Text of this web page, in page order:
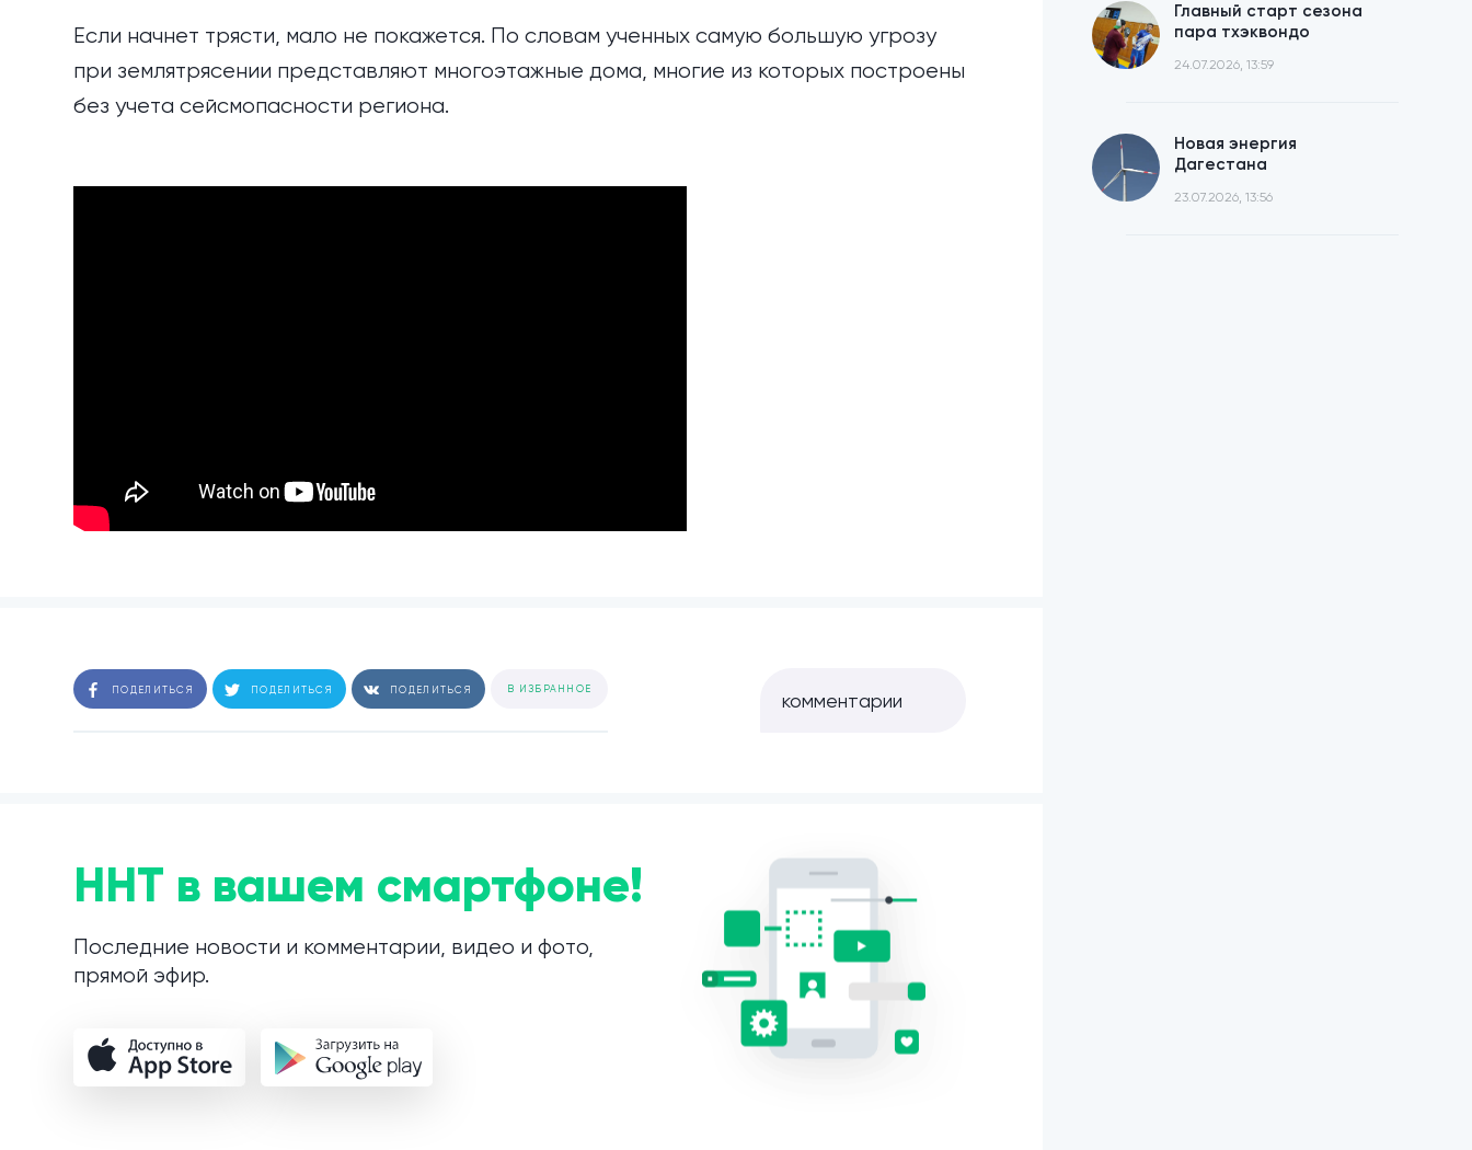
Если начнет трясти, мало не покажется. По словам ученных самую большую угрозу
при землятрясении представляют многоэтажные дома, многие из которых построены
без учета сейсмопасности региона.
ПОДЕЛИТЬСЯ ПОДЕЛИТЬСЯ ПОДЕЛИТЬСЯ В ИЗБРАННОЕ
комментарии
ННТ в вашем смартфоне!
Последние новости и комментарии, видео и фото,
прямой эфир.
Главный старт сезона
пара тхэквондо
24.07.2026, 13:59
Новая энергия
Дагестана
23.07.2026, 13:56